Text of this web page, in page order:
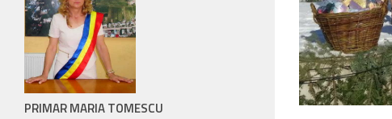
cititor
Apasă
Control-
PRIMAR MARIA TOMESCU